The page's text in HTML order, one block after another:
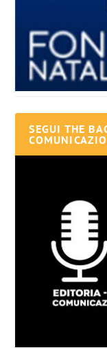
SEGUI THE